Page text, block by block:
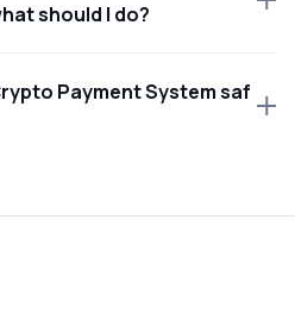
should I do?
Payment System saf